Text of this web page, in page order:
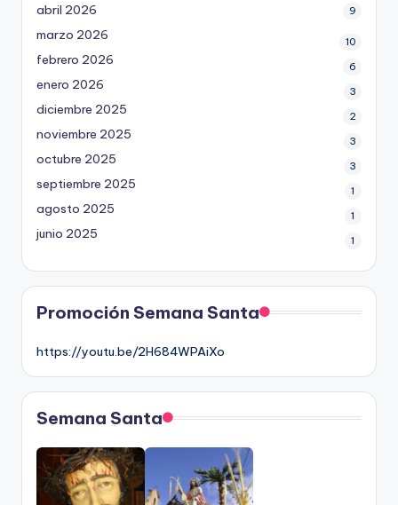
abril 2026 9
marzo 2026 10
febrero 2026 6
enero 2026 3
diciembre 2025 2
noviembre 2025 3
octubre 2025 3
septiembre 2025 1
agosto 2025 1
junio 2025 1
Promoción Semana Santa
https://youtu.be/2H684WPAiXo
Semana Santa